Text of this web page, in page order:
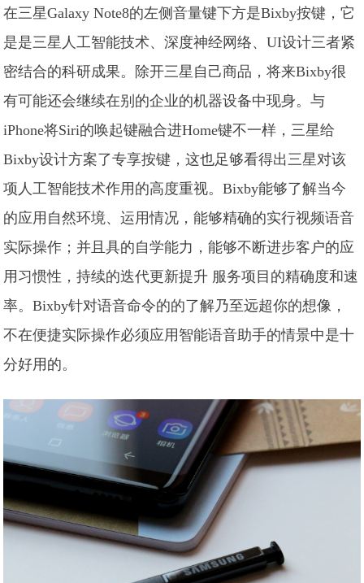
在三星Galaxy Note8的左侧音量键下方是Bixby按键，它
是是三星人工智能技术、深度神经网络、UI设计三者紧
密结合的科研成果。除开三星自己商品，将来Bixby很
有可能还会继续在别的企业的机器设备中现身。与
iPhone将Siri的唤起键融合进Home键不一样，三星给
Bixby设计方案了专享按键，这也足够看得出三星对该
项人工智能技术作用的高度重视。Bixby能够了解当今
的应用自然环境、运用情况，能够精确的实行视频语音
实际操作；并且具的自学能力，能够不断进步客户的应
用习惯性，持续的迭代更新提升 服务项目的精确度和速
率。Bixby针对语音命令的的了解乃至远超你的想像，
不在便捷实际操作必须应用智能语音助手的情景中是十
分好用的。